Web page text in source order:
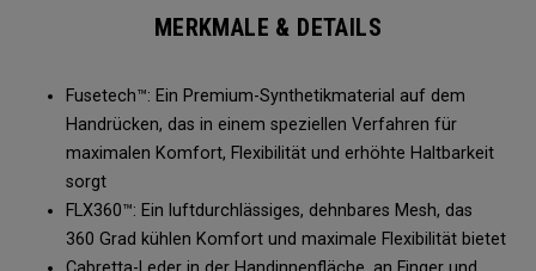
MERKMALE & DETAILS
Fusetech™: Ein Premium-Synthetikmaterial auf dem
Handrücken, das in einem speziellen Verfahren für
maximalen Komfort, Flexibilität und erhöhte Haltbarkeit
sorgt
FLX360™: Ein luftdurchlässiges, dehnbares Mesh, das
360 Grad kühlen Komfort und maximale Flexibilität bietet